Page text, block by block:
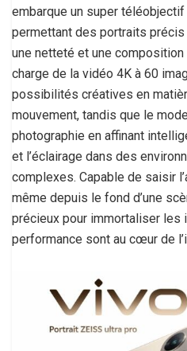
embarque un super
permettant des portraits
une netteté et une
charge de la vidéo 4K à 60
possibilités créatives en
mouvement, tandis que le
photographie en affinant
et l’éclairage dans des
complexes. Capable de saisir
même depuis le fond d’une
précieux pour immortaliser les
performance sont au cœur de